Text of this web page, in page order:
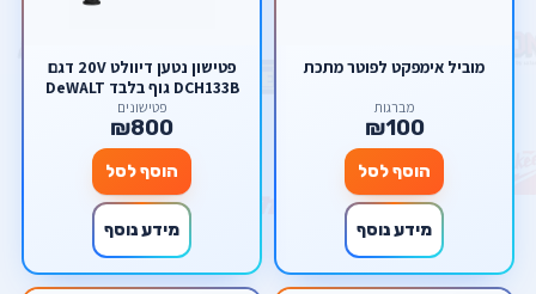
מוביל אימפקט לפוטר מתכת
מברגות
₪100
הוסף לסל
מידע נוסף
פטישון נטען דיוולט 20V דגם
DCH133B גוף בלבד DeWALT
פטישונים
₪800
הוסף לסל
מידע נוסף